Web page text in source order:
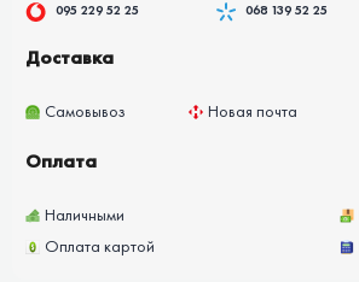
095 229 52 25 068 139 52 25
Доставка
Самовывоз Новая почта
Оплата
Наличными
Оплата картой